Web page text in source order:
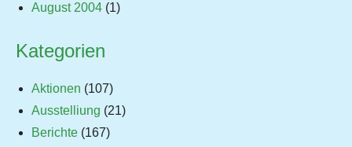
August 2004 (1)
Kategorien
Aktionen (107)
Ausstelliung (21)
Berichte (167)